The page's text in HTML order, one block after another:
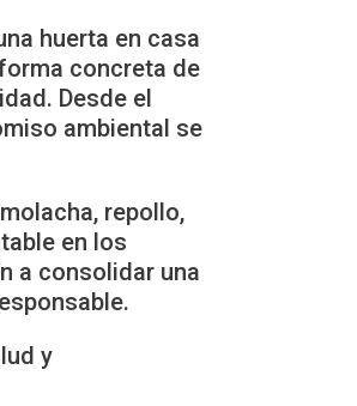
huerta en casa
concreta de
Desde el
ambiental se
repollo,
en los
a consolidar una
y